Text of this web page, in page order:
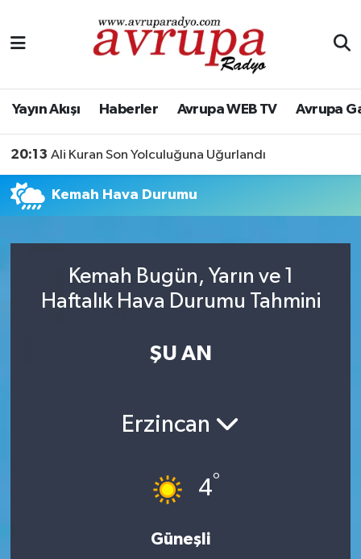
Yayın Akışı Haberler Avrupa WEB TV Avrupa
20:13 Ali Kuran Son Yolculuğuna Uğurlandı
Kemah Hava Durumu
Kemah Bugün, Yarın ve 1
Haftalık Hava Durumu Tahmini
ŞU AN
Erzincan
4°
Güneşli
Yayın Akışı
Haberler
KÜLTÜR-SANAT
Genel
Nöbetçi Eczaneler
Hava Durumu
Tüm Manşetler
Son Dakika Haberleri